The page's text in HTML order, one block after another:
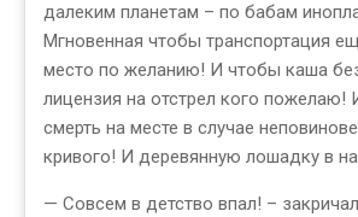
далеким планетам – по бабам
Мгновенная чтобы транспортация
место по желанию! И чтобы каша
лицензия на отстрел кого пожелаю!
смерть на месте в случае
кривого! И деревянную лошадку в
— Совсем в детство впал! –